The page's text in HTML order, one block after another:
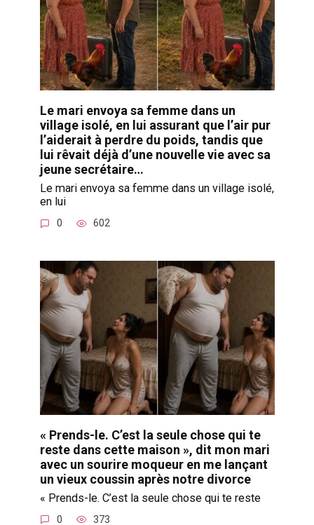
Le mari envoya sa femme dans un
village isolé, en lui assurant que l’air pur
l’aiderait à perdre du poids, tandis que
lui rêvait déjà d’une nouvelle vie avec sa
jeune secrétaire…
Le mari envoya sa femme dans un village isolé,
en lui
0 602
« Prends-le. C’est la seule chose qui te
reste dans cette maison », dit mon mari
avec un sourire moqueur en me lançant
un vieux coussin après notre divorce
« Prends-le. C’est la seule chose qui te reste
0 373